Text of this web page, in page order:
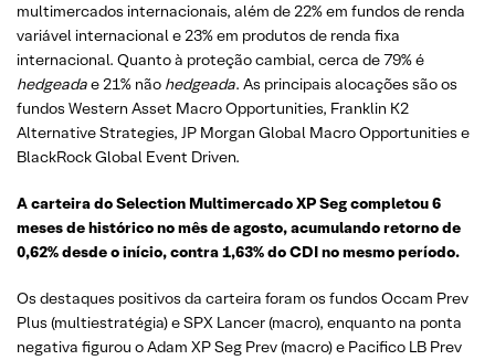
multimercados internacionais, além de 22% em fundos de renda
variável internacional e 23% em produtos de renda fixa
internacional. Quanto à proteção cambial, cerca de 79% é
hedgeadae 21% não hedgeada. As principais alocações são os
fundos Western Asset Macro Opportunities, Franklin K2
Alternative Strategies, JP Morgan Global Macro Opportunities e
BlackRock Global Event Driven.
A carteira do Selection Multimercado XP Seg completou 6
meses de histórico no mês de agosto, acumulando retorno de
0,62% desde o início, contra 1,63% do CDI no mesmo período.
Os destaques positivos da carteira foram os fundos Occam Prev
Plus (multiestratégia) e SPX Lancer (macro), enquanto na ponta
negativa figurou o Adam XP Seg Prev (macro) e Pacifico LB Prev